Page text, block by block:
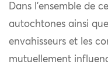
Dans l’ensemble de
autochtones ainsi
envahisseurs et les
mutuellement